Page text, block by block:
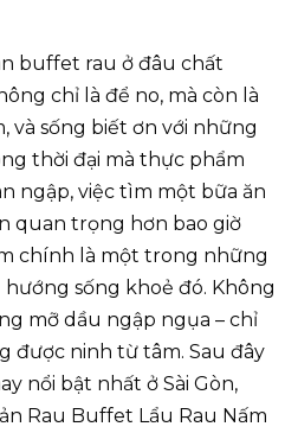
buffet rau ở đâu chất
chỉ là để no, mà còn là
và sống biết ơn với những
thời đại mà thực phẩm
ngập, việc tìm một bữa ăn
quan trọng hơn bao giờ
chính là một trong những
sống khoẻ đó. Không
mỡ dầu ngập ngụa – chỉ
được ninh từ tâm. Sau đây
nổi bật nhất ở Sài Gòn,
Rau Buffet Lẩu Rau Nấm